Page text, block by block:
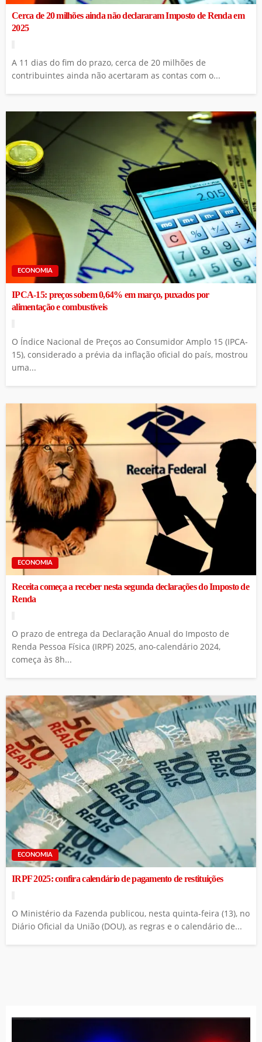
Cerca de 20 milhões ainda não declararam Imposto de Renda em
2025
A 11 dias do fim do prazo, cerca de 20 milhões de
contribuintes ainda não acertaram as contas com o...
ECONOMIA
IPCA-15: preços sobem 0,64% em março, puxados por
alimentação e combustíveis
O Índice Nacional de Preços ao Consumidor Amplo 15 (IPCA-
15), considerado a prévia da inflação oficial do país, mostrou
uma...
ECONOMIA
Receita começa a receber nesta segunda declarações do Imposto de
Renda
O prazo de entrega da Declaração Anual do Imposto de
Renda Pessoa Física (IRPF) 2025, ano-calendário 2024,
começa às 8h...
ECONOMIA
IRPF 2025: confira calendário de pagamento de restituições
O Ministério da Fazenda publicou, nesta quinta-feira (13), no
Diário Oficial da União (DOU), as regras e o calendário de...